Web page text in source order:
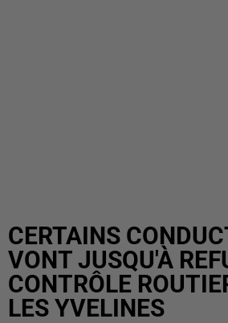
CERTAINS
VONT JUSQU'À
CONTRÔLE
LES YVELINES